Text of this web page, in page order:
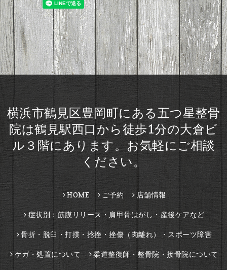
横浜市鶴見区豊岡町にある五つ星整骨
院は鶴見駅西口から徒歩1分の大倉ビ
ル３階にあります。お気軽にご相談
ください。
HOME ご予約 店舗情報
症状別：筋膜リリース・肩甲骨はがし・産後ケアなど
骨折・脱臼・打撲・捻挫・挫傷（肉離れ）・スポーツ障害
ケガ・処置について 柔道整復師・整骨院・接骨院について